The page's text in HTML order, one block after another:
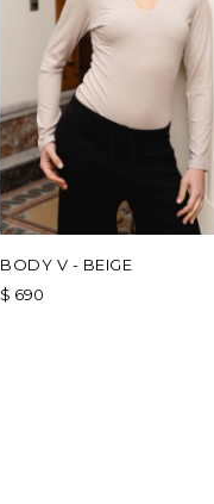
BODY V - BEIGE
$ 690